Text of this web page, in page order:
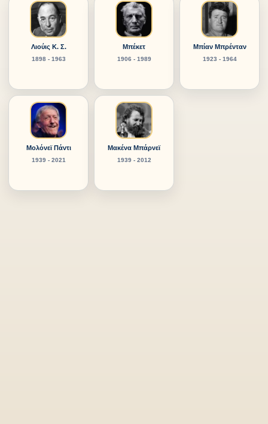
Λιούις Κ. Σ.
1898 - 1963
Μπέκετ
1906 - 1989
Μπίαν Μπρένταν
1923 - 1964
Μολόνεϊ Πάντι
1939 - 2021
Μακένα Μπάρνεϊ
1939 - 2012